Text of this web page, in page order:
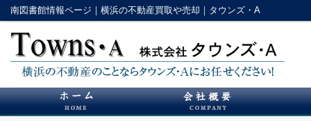
南図書館情報ページ｜横浜の不動産買取や売却｜タウンズ・A